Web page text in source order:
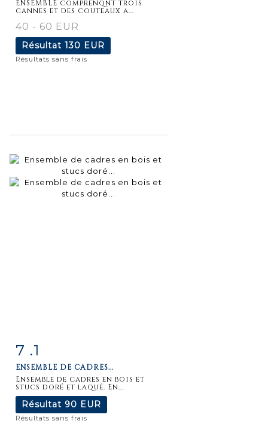
ENSEMBLE comprenqnt trois
cannes et des couteaux a...
40 - 60 EUR
Résultat 130 EUR
Résultats sans frais
7 .1
ENSEMBLE DE CADRES...
Ensemble de cadres en bois et
stucs doré et laqué. En...
Résultat 90 EUR
Résultats sans frais